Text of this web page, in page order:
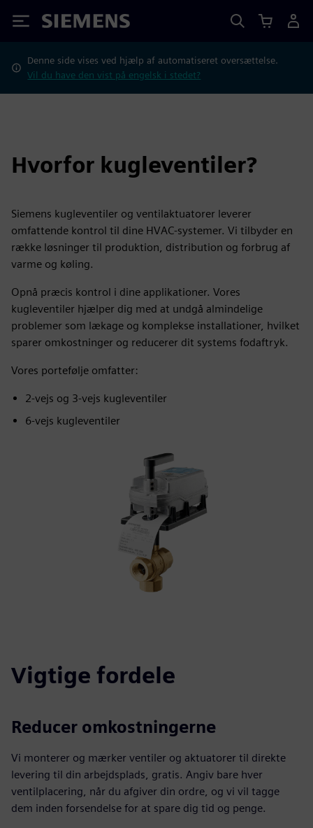
Siemens
Denne side vises ved hjælp af automatiseret oversættelse.
Vil du have den vist på engelsk i stedet?
Hvorfor kugleventiler?
Siemens kugleventiler og ventilaktuatorer leverer
omfattende kontrol til dine HVAC-systemer. Vi tilbyder en
række løsninger til produktion, distribution og forbrug af
varme og køling.
Opnå præcis kontrol i dine applikationer. Vores
kugleventiler hjælper dig med at undgå almindelige
problemer som lækage og komplekse installationer, hvilket
sparer omkostninger og reducerer dit systems fodaftryk.
Vores portefølje omfatter:
2-vejs og 3-vejs kugleventiler
6-vejs kugleventiler
Vigtige fordele
Reducer omkostningerne
Vi monterer og mærker ventiler og aktuatorer til direkte
levering til din arbejdsplads, gratis. Angiv bare hver
ventilplacering, når du afgiver din ordre, og vi vil tagge
dem inden forsendelse for at spare dig tid og penge.